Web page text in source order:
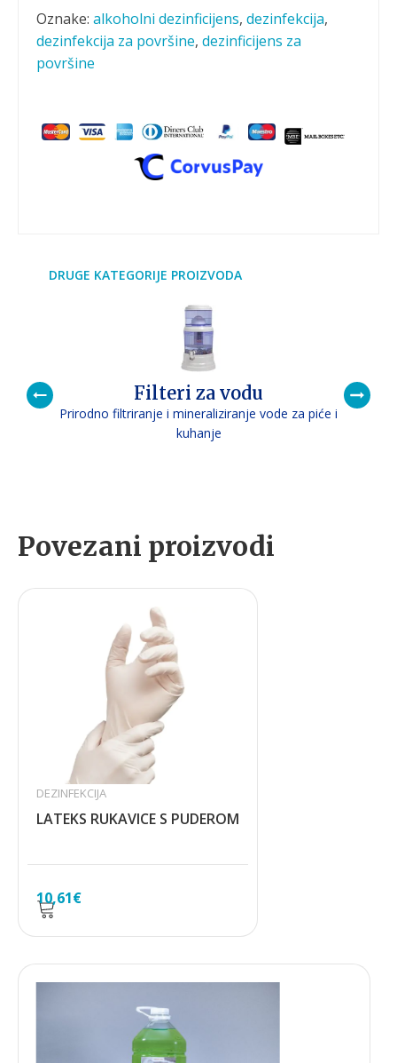
Oznake: alkoholni dezinficijens, dezinfekcija,
dezinfekcija za površine, dezinficijens za
površine
DRUGE KATEGORIJE PROIZVODA
Filteri za vodu
Prirodno filtriranje i mineraliziranje vode za piće i
kuhanje
Povezani proizvodi
10,61€
DEZINFEKCIJA
LATEKS RUKAVICE S PUDEROM